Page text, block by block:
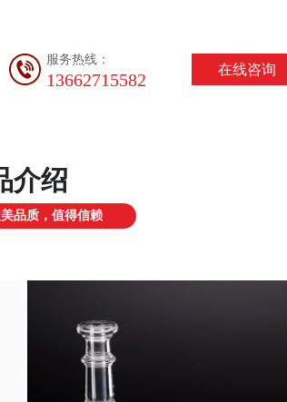
服务热线：
13662715582
在线咨询
介绍
品质，值得信赖